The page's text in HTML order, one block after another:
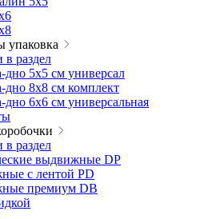
упаковка
в раздел
5x5 см универсал
8x8 см комплект
6x6 см универсальная
в раздел
выдвижные DP
с лентой PD
премиум DB